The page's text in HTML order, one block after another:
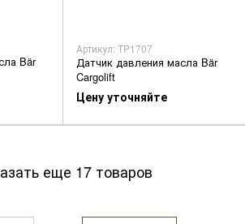
Bär
Артикул: TP1707
Датчик давления масла Bär
Cargolift
Цену уточняйте
еще 17 товаров